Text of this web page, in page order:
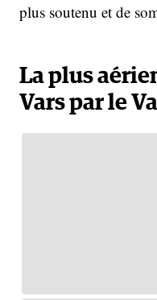
plus soutenu et de
La plus
Vars par le